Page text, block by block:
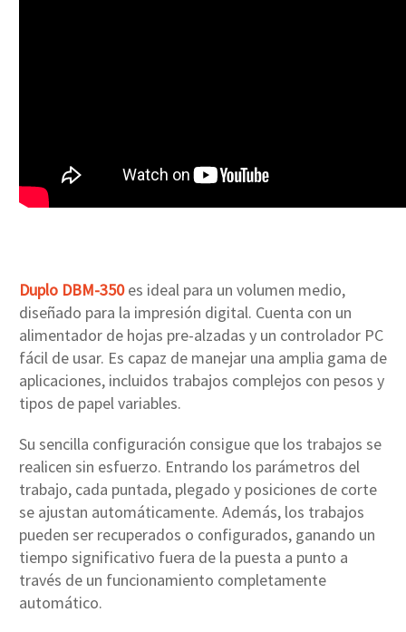
Duplo DBM-350es ideal para un volumen medio,
diseñado para la impresión digital. Cuenta con un
alimentador de hojas pre-alzadas y un controlador PC
fácil de usar. Es capaz de manejar una amplia gama de
aplicaciones, incluidos trabajos complejos con pesos y
tipos de papel variables.
Su sencilla configuración consigue que los trabajos se
realicen sin esfuerzo. Entrando los parámetros del
trabajo, cada puntada, plegado y posiciones de corte
se ajustan automáticamente. Además, los trabajos
pueden ser recuperados o configurados, ganando un
tiempo significativo fuera de la puesta a punto a
través de un funcionamiento completamente
automático.